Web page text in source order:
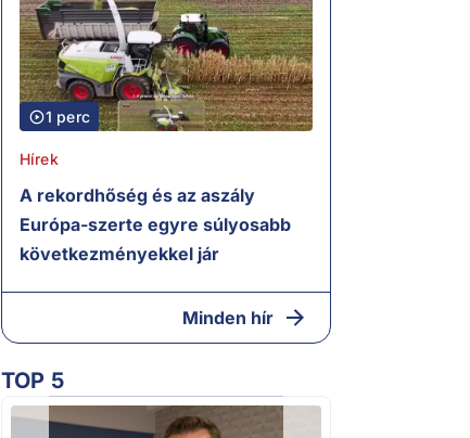
1 perc
Hírek
A rekordhőség és az aszály
Európa-szerte egyre súlyosabb
következményekkel jár
Minden hír
TOP 5